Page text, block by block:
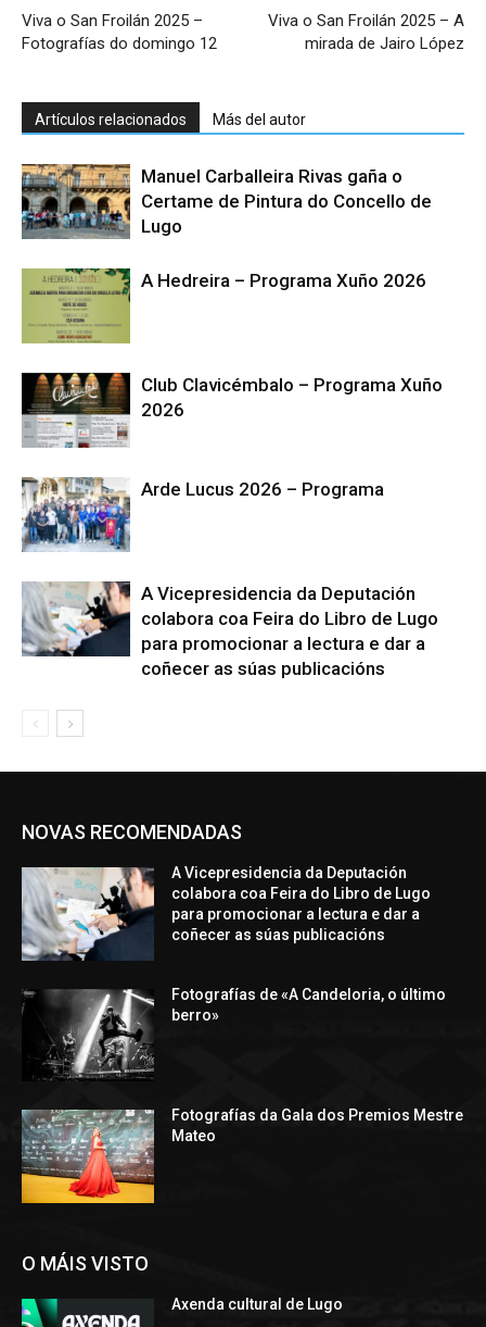
Viva o San Froilán 2025 –
Fotografías do domingo 12
Viva o San Froilán 2025 – A
mirada de Jairo López
Artículos relacionados Más del autor
Manuel Carballeira Rivas gaña o
Certame de Pintura do Concello de
Lugo
A Hedreira – Programa Xuño 2026
Club Clavicémbalo – Programa Xuño
2026
Arde Lucus 2026 – Programa
A Vicepresidencia da Deputación
colabora coa Feira do Libro de Lugo
para promocionar a lectura e dar a
coñecer as súas publicacións
NOVAS RECOMENDADAS
A Vicepresidencia da Deputación
colabora coa Feira do Libro de Lugo
para promocionar a lectura e dar a
coñecer as súas publicacións
Fotografías de «A Candeloria, o último
berro»
Fotografías da Gala dos Premios Mestre
Mateo
O MÁIS VISTO
Axenda cultural de Lugo